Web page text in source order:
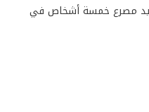
وتأكيد مصرع خمسة أشخاص في